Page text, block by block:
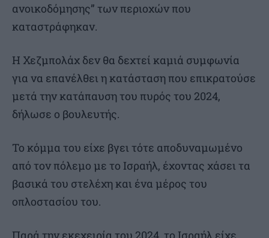
ανοικοδόμησης” των περιοχών που
καταστράφηκαν.
Η Χεζμπολάχ δεν θα δεχτεί καμιά συμφωνία
για να επανέλθει η κατάσταση που επικρατούσε
μετά την κατάπαυση του πυρός του 2024,
δήλωσε ο βουλευτής.
Το κόμμα του είχε βγει τότε αποδυναμωμένο
από τον πόλεμο με το Ισραήλ, έχοντας χάσει τα
βασικά του στελέχη και ένα μέρος του
οπλοστασίου του.
Παρά την εκεχειρία του 2024, το Ισραήλ είχε